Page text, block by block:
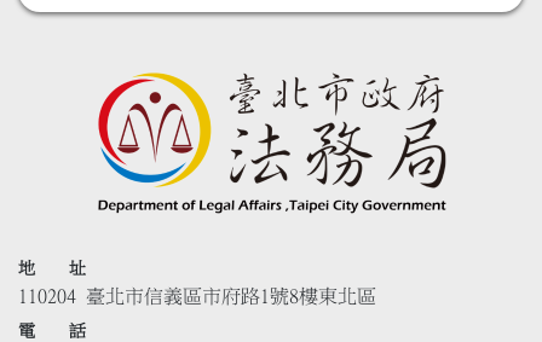
地 址
110204 臺北市信義區市府路1號8樓東北區
電 話